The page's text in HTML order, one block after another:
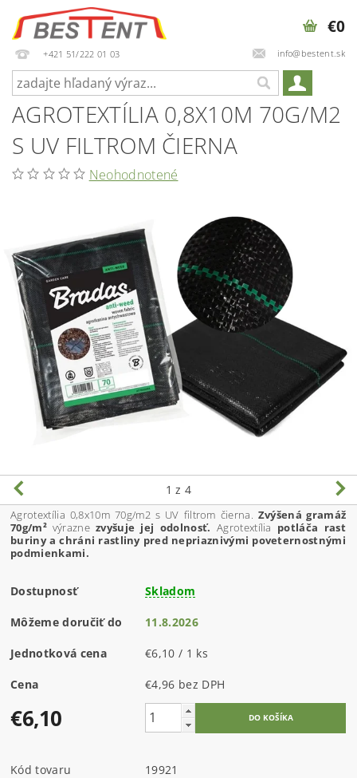
+421 51/222 01 03 info@bestent.sk
€0
AGROTEXTÍLIA 0,8X10M 70G/M2
S UV FILTROM ČIERNA
Neohodnotené
1 z 4
Agrotextília 0,8x10m 70g/m2 s UV filtrom čierna. Zvýšená gramáž
70g/m² výrazne zvyšuje jej odolnosť. Agrotextília potláča rast
buriny a chráni rastliny pred nepriaznivými poveternostnými
podmienkami.
Dostupnosť Skladom
Môžeme doručiť do 11.8.2026
Jednotková cena €6,10 / 1 ks
Cena €4,96 bez DPH
€6,10
Kód tovaru
19921